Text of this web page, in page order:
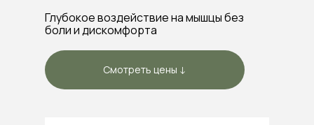
Глубокое воздействие на мышцы без
боли и дискомфорта
Смотреть цены ↓